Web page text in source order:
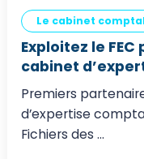
Le cabinet
Exploitez le
cabinet
Premiers
d’expertise
Fichiers des ...